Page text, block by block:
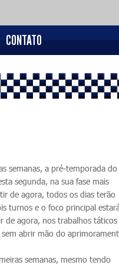
CONTATO
semanas, a pré-temporada do
segunda, na sua fase mais
de agora, todos os dias terão
turnos e o foco principal
de agora, nos trabalhos táticos
sem abrir mão do
semanas, mesmo tendo